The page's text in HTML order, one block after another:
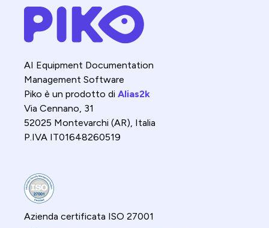
AI Equipment Documentation
Management Software
Piko è un prodotto di Alias2k
Via Cennano, 31
52025 Montevarchi (AR), Italia
P.IVA IT01648260519
Azienda certificata ISO 27001